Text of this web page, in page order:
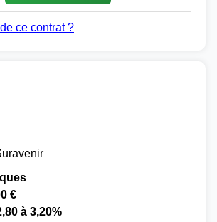
ce contrat ?
€
à 3,20%